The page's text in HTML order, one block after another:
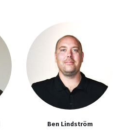
Ben Lindström